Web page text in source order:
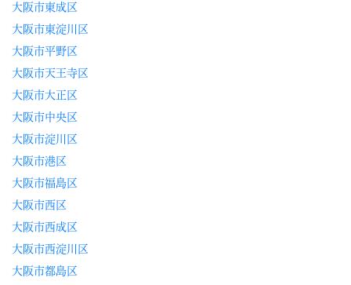
大阪市東成区
大阪市東淀川区
大阪市平野区
大阪市天王寺区
大阪市大正区
大阪市中央区
大阪市淀川区
大阪市港区
大阪市福島区
大阪市西区
大阪市西成区
大阪市西淀川区
大阪市都島区